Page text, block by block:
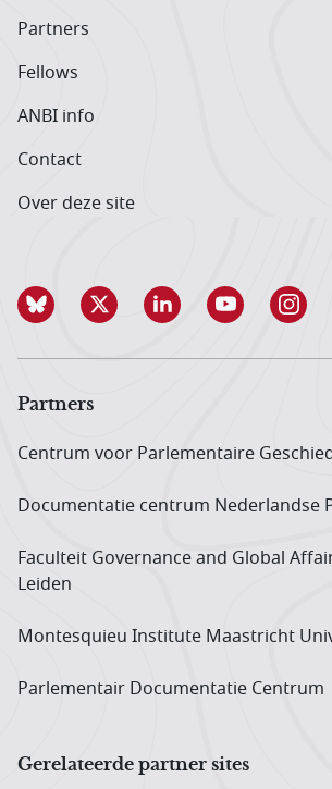
Partners
Fellows
ANBI info
Contact
Over deze site
Partners
Centrum voor Parlementaire
Documentatie centrum Neder­landse
Faculteit Governance and Global
Leiden
Montesquieu Institute Maastricht
Parlementair Documentatie Centrum
Gerelateerde partner sites